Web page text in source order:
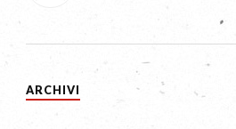
ARCHIVI